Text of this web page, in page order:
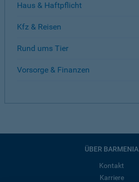
Haus & Haftpflicht
Kfz & Reisen
Rund ums Tier
Vorsorge & Finanzen
ÜBER BARMENIA
Kontakt
Karriere